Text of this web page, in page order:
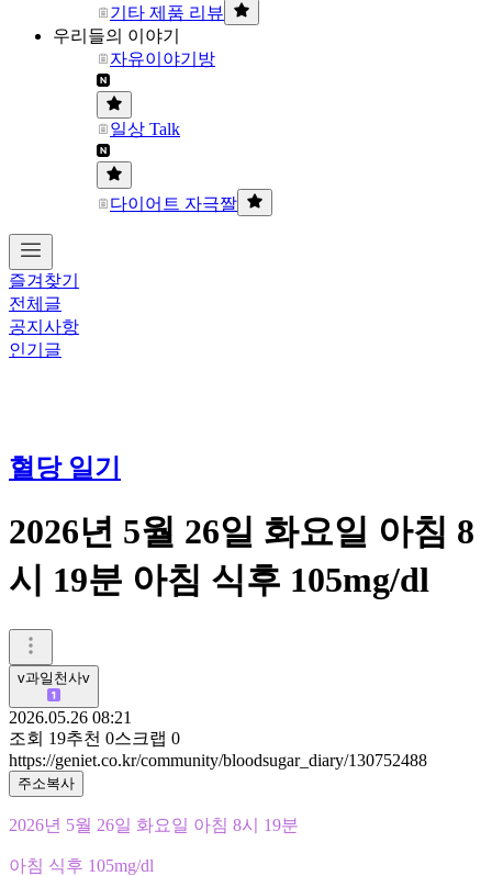
기타 제품 리뷰
우리들의 이야기
자유이야기방
일상 Talk
다이어트 자극짤
즐겨찾기
전체글
공지사항
인기글
혈당 일기
2026년 5월 26일 화요일 아침 8
시 19분 아침 식후 105mg/dl
v과일천사v
2026.05.26 08:21
조회 19추천 0스크랩 0
https://geniet.co.kr/community/bloodsugar_diary/130752488
주소복사
2026년 5월 26일 화요일 아침 8시 19분
아침 식후 105mg/dl